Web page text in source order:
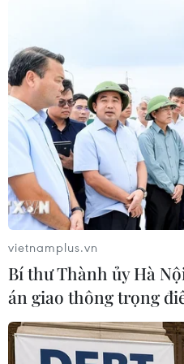
Theo dõi VietnamPlus
TIN LIÊN QUAN
vietnamplus.vn
Bí thư Thành ủy Hà
án giao thông trọng